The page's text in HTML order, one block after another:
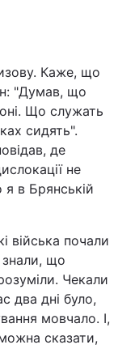
Каже, що
"Думав, що
Що служать
сидять".
де
не
в Брянській
війська почали
що
Чекали
два дні було,
мовчало. І,
сказати,